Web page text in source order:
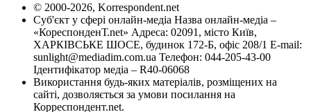
© 2000-2026, Korrespondent.net
Суб'єкт у сфері онлайн-медіа Назва онлайн-медіа –
«КореспонденТ.net» Адреса: 02091, місто Київ,
ХАРКІВСЬКЕ ШОСЕ, будинок 172-Б, офіс 208/1 E-mail:
sunlight@mediadim.com.ua Телефон: 044-205-43-00
Ідентифікатор медіа – R40-06068
Використання будь-яких матеріалів, розміщених на
сайті, дозволяється за умови посилання на
Корреспондент.net.